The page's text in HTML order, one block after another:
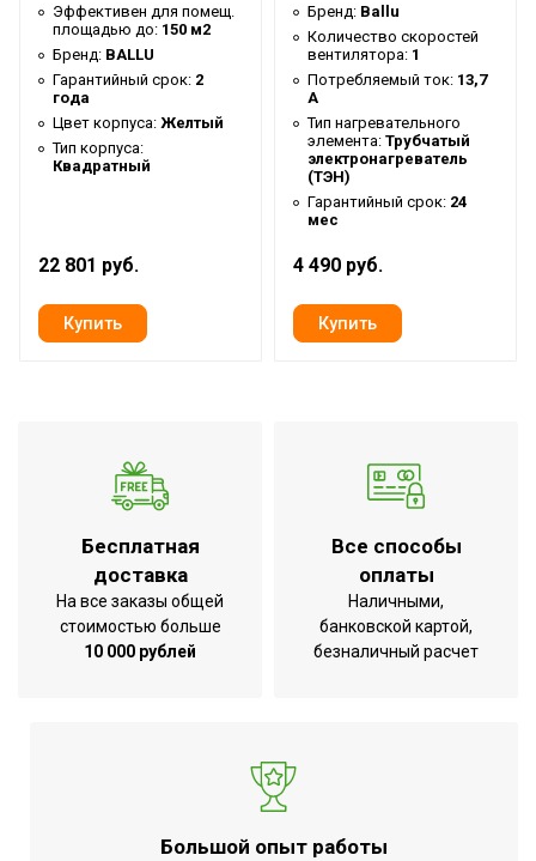
Эффективен для помещ.
площадью до: 150 м2
Бренд: BALLU
Гарантийный срок: 2
года
Цвет корпуса: Желтый
Тип корпуса:
Квадратный
22 801 руб.
Бренд: Ballu
Количество скоростей
вентилятора: 1
Потребляемый ток: 13,7
А
Тип нагревательного
элемента: Трубчатый
электронагреватель
(ТЭН)
Гарантийный срок: 24
мес
4 490 руб.
Бесплатная
доставка
На все заказы общей
стоимостью больше
10 000 рублей
Все способы
оплаты
Наличными,
банковской картой,
безналичный расчет
Большой опыт работы